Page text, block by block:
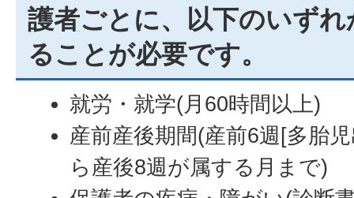
護者ごとに、以下のいず
ることが必要です。
就労・就学(月60時間以上)
産前産後期間(産前6週[多胎
ら産後8週が属する月まで)